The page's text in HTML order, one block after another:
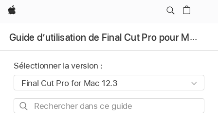
Apple
Guide d’utilisation de Final Cut Pro pour Mac
Sélectionner la version :
Rechercher